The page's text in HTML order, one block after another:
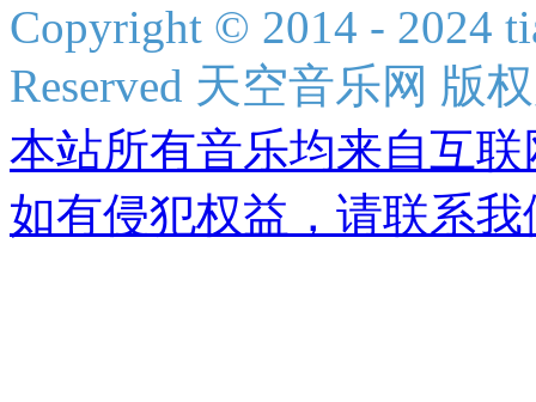
Copyright © 2014 - 2024
Reserved 天空音乐网 版
本站所有音乐均来自互
如有侵犯权益，请联系